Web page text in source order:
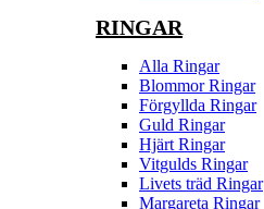
RINGAR
Alla Ringar
Blommor Ringar
Förgyllda Ringar
Guld Ringar
Hjärt Ringar
Vitgulds Ringar
Livets träd Ringar
Margareta Ringar